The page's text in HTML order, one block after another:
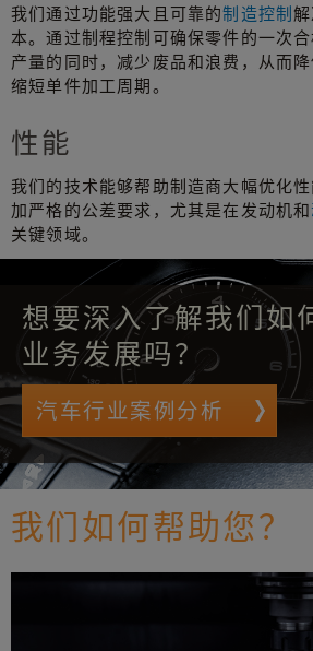
我们通过功能强大且可靠的制造控制
本。通过制程控制可确保零件的一次
产量的同时，减少废品和浪费，从而
缩短单件加工周期。
性能
我们的技术能够帮助制造商大幅优化
加严格的公差要求，尤其是在发动机和
关键领域。
想要深入了解我们如
业务发展吗？
汽车行业案例分析
我们如何帮助您？